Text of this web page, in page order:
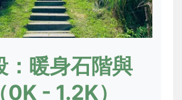
：暖身石階與
- 1.2K）